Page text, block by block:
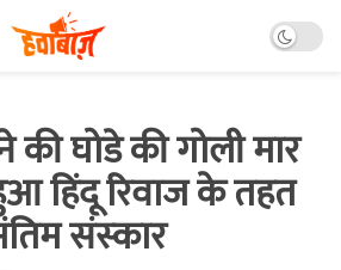
की घोडे की गोली मार
हिंदू रिवाज के तहत
संस्‍कार